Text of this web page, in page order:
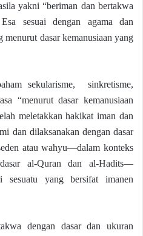
yakni “beriman dan bertakwa
sesuai dengan agama dan
menurut dasar kemanusiaan yang
sekularisme, sinkretisme,
“menurut dasar kemanusiaan
meletakkan hakikat iman dan
dan dilaksanakan dengan dasar
atau wahyu—dalam konteks
al-Quran dan al-Hadits—
yang bersifat imanen
dengan dasar dan ukuran